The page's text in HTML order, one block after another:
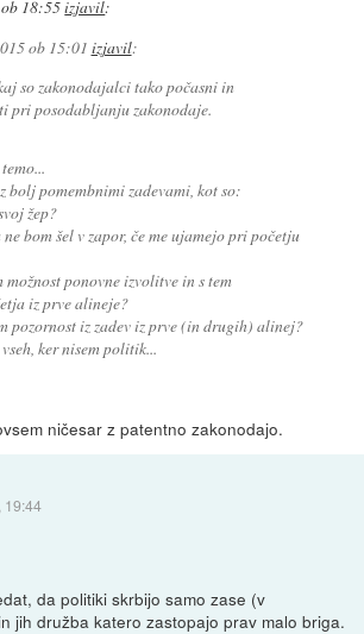
18:55izjavil:
ob 15:01 izjavil:
so zakonodajalci tako počasni in
pri posodabljanju zakonodaje.
bolj pomembnimi zadevami, kot so:
žep?
bom šel v zapor, če me ujamejo pri početju
možnost ponovne izvolitve in s tem
iz prve alineje?
pozornost iz zadev iz prve (in drugih) alinej?
ker nisem politik...
ničesar z patentno zakonodajo.
19:44
da politiki skrbijo samo zase (v
jih družba katero zastopajo prav malo briga.